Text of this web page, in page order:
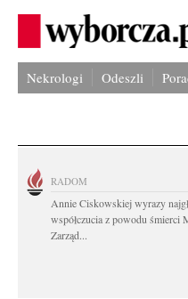
Nekrologi Odeszli
RADOM
Annie Ciskowskiej wyrazy
współczucia z powodu śmierci
Zarząd...